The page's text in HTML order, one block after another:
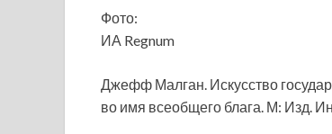
Фото:
ИА Regnum
Джефф Малган. Искусство
во имя всеобщего блага. М: Изд.